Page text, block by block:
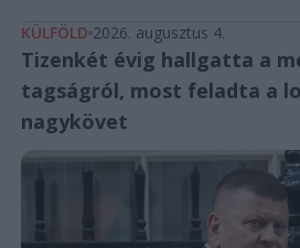
KÜLFÖLD 2026. augusztus 4.
Tizenkét évig hallgatta a
tagságról, most feladta a
nagykövet